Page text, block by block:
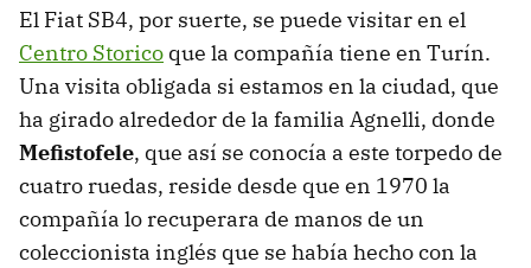
El Fiat SB4, por suerte, se puede visitar en el
Centro Storico que la compañía tiene en Turín.
Una visita obligada si estamos en la ciudad, que
ha girado alrededor de la familia Agnelli, donde
Mefistofele, que así se conocía a este torpedo de
cuatro ruedas, reside desde que en 1970 la
compañía lo recuperara de manos de un
coleccionista inglés que se había hecho con la